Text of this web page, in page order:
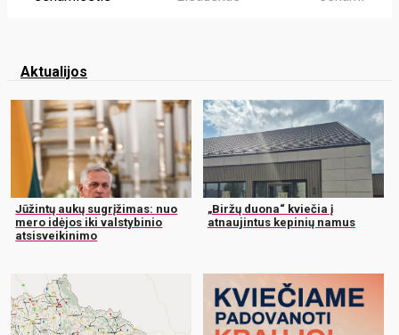
Aktualijos
Jūžintų aukų sugrįžimas: nuo
mero idėjos iki valstybinio
atsisveikinimo
„Biržų duona“ kviečia į
atnaujintus kepinių namus